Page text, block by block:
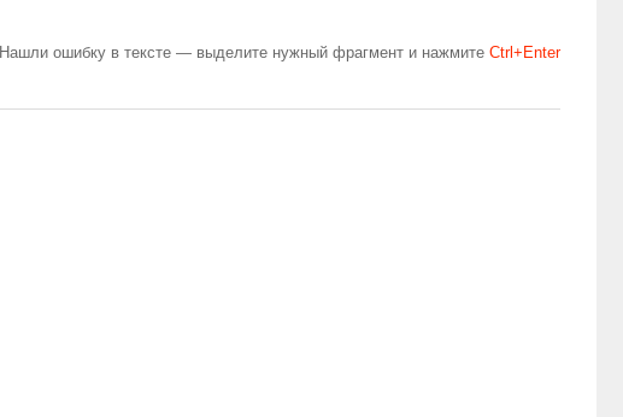
Нашли ошибку в тексте — выделите нужный фрагмент и нажмите Сtrl+Enter